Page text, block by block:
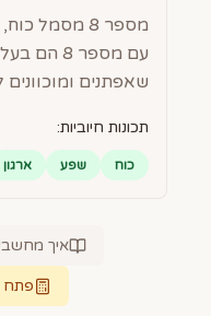
מספר 8
עם מספר
שאפתנים ומוכוונים
תכונות חיוביות:
כוח שפע ארגון
איך
פתח